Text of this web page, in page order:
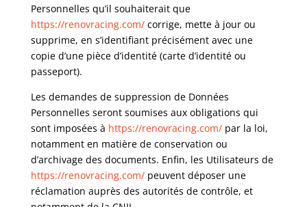
Personnelles qu’il souhaiterait que
https://renovracing.com/corrige, mette à jour ou
supprime, en s’identifiant précisément avec une
copie d’une pièce d’identité (carte d’identité ou
passeport).
Les demandes de suppression de Données
Personnelles seront soumises aux obligations qui
sont imposées à https://renovracing.com/par la loi,
notamment en matière de conservation ou
d’archivage des documents. Enfin, les Utilisateurs de
https://renovracing.com/peuvent déposer une
réclamation auprès des autorités de contrôle, et